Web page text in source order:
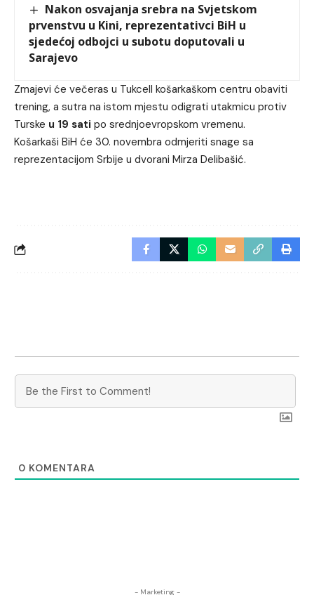
Nakon osvajanja srebra na Svjetskom
prvenstvu u Kini, reprezentativci BiH u
sjedećoj odbojci u subotu doputovali u
Sarajevo
Zmajevi će večeras u Tukcell košarkaškom centru obaviti
trening, a sutra na istom mjestu odigrati utakmicu protiv
Turske u 19 sati po srednjoevropskom vremenu.
Košarkaši BiH će 30. novembra odmjeriti snage sa
reprezentacijom Srbije u dvorani Mirza Delibašić.
0 KOMENTARA
- Marketing -